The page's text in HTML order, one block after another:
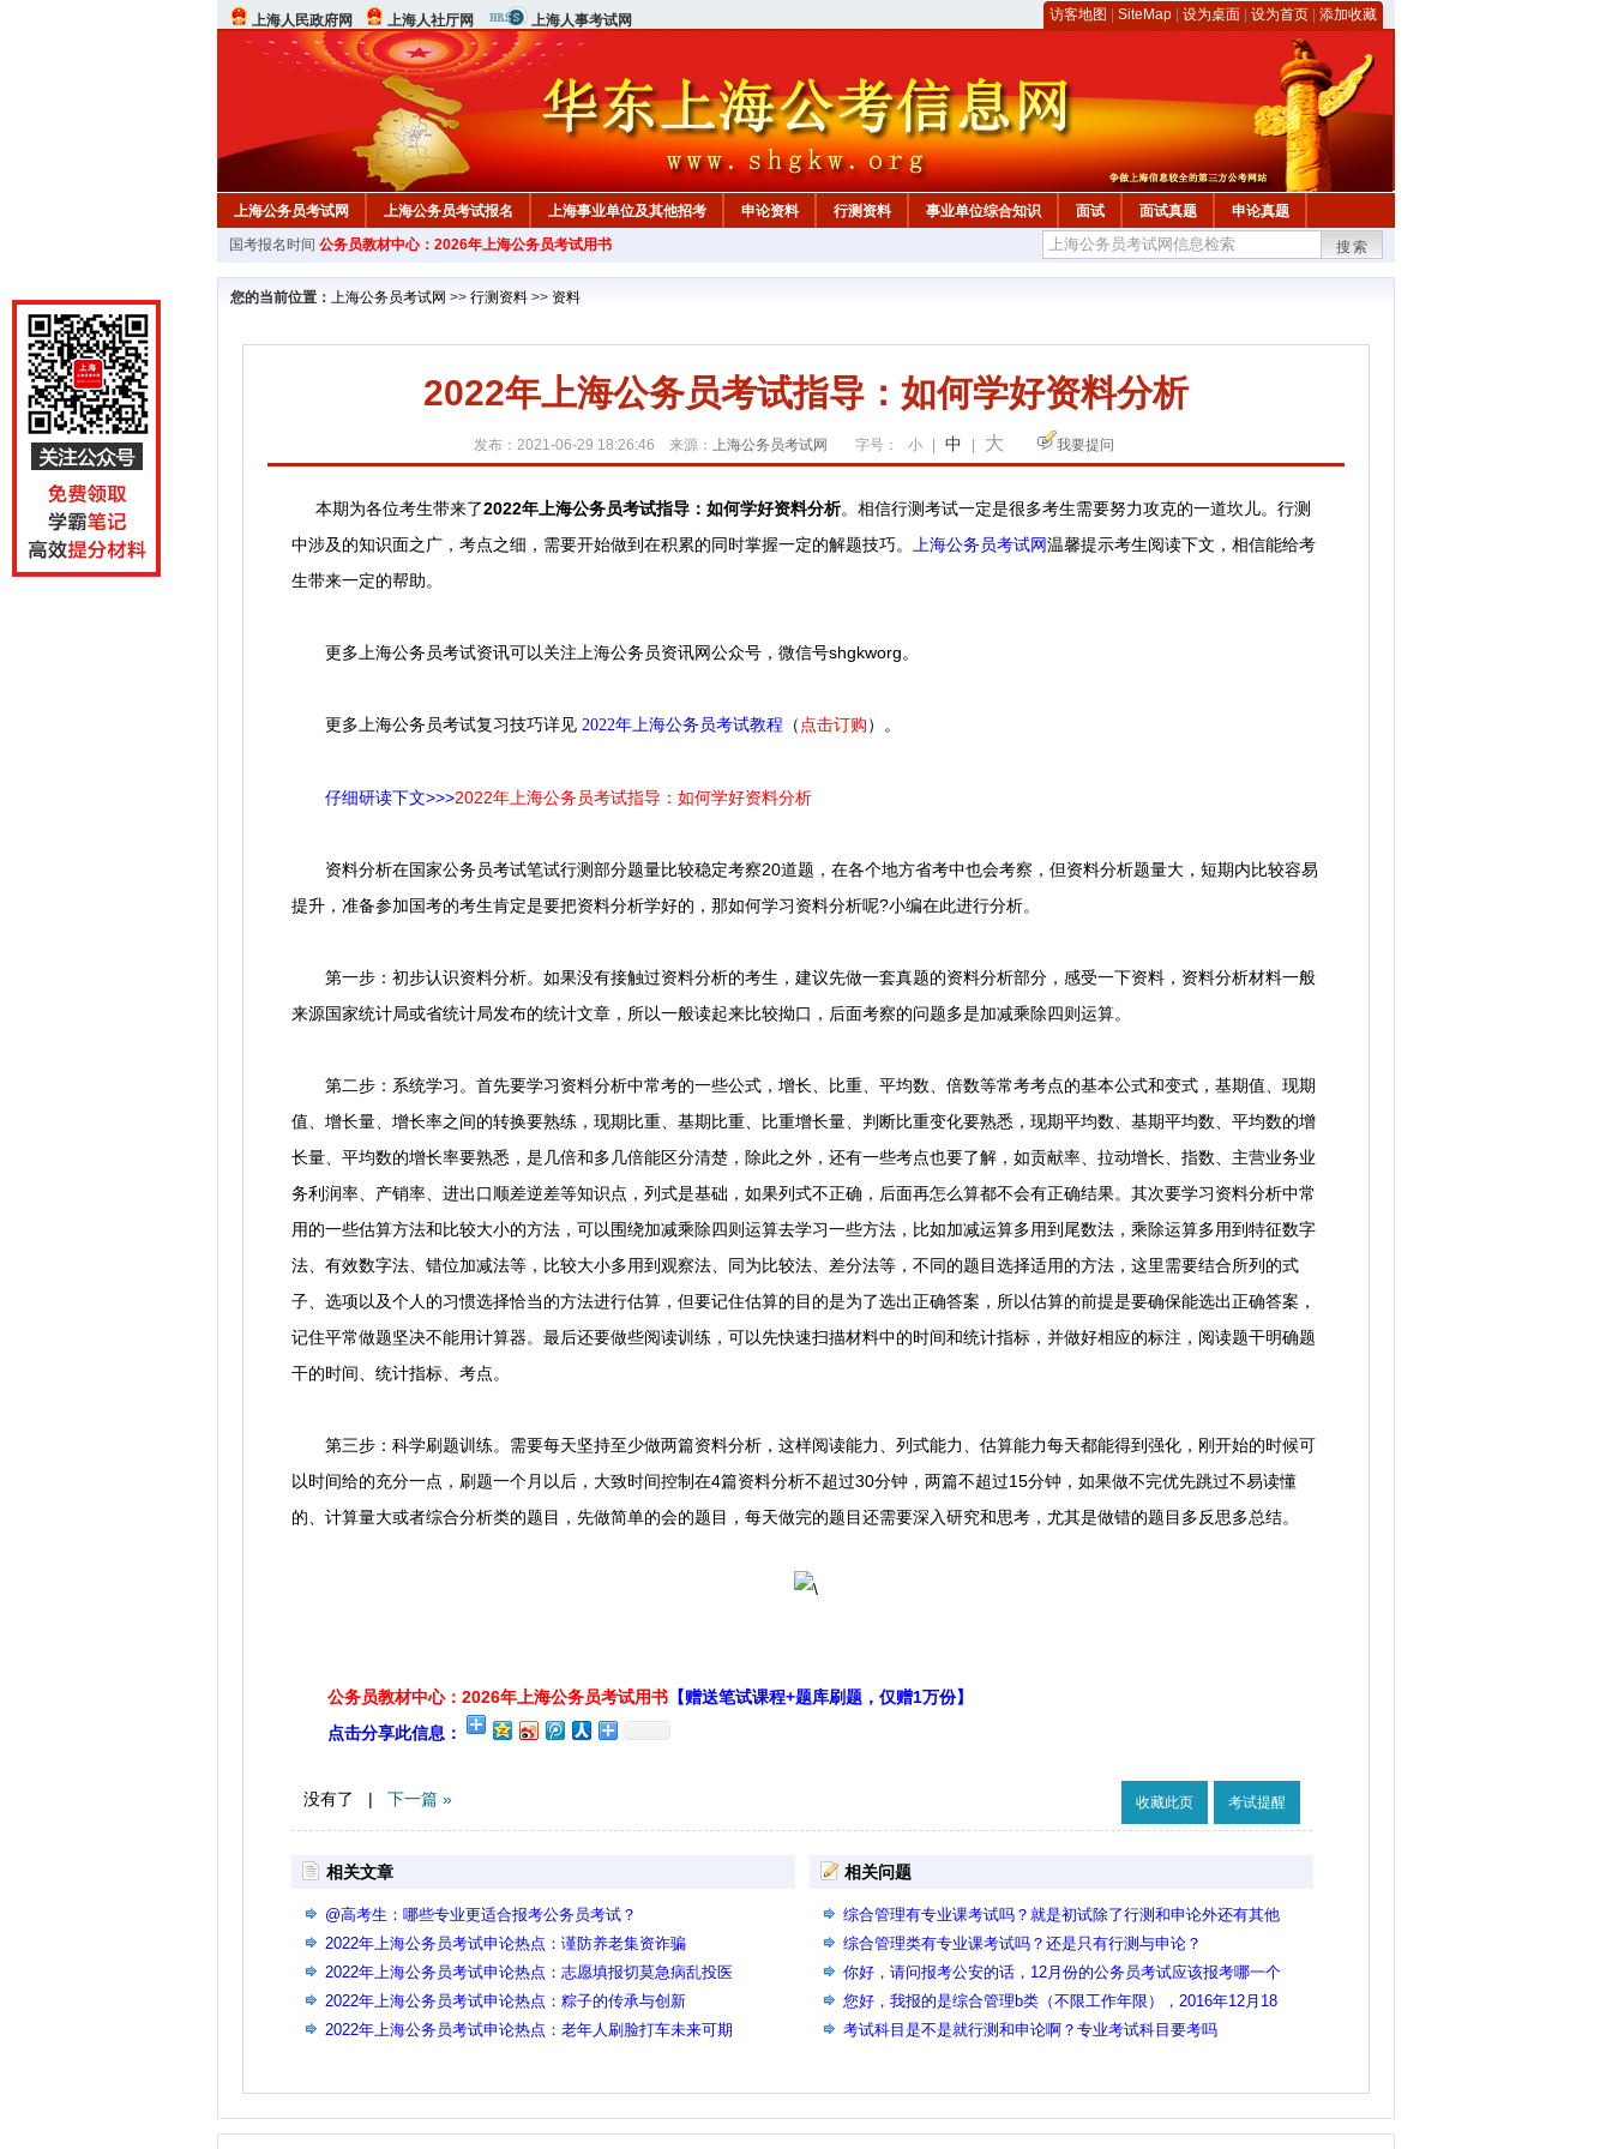
上海人民政府网 上海人社厅网 上海人事考试网 访客地图 SiteMap 设为桌面 设为首页 添加收藏
上海公务员考试网 上海公务员考试报名 上海事业单位及其他招考 申论资料 行测资料 事业单位综合知识 面试 面试真题 申论真题
行测真题 在线咨询 教材中心
国考报名时间 公务员教材中心：2026年上海公务员考试用书 搜索
您的当前位置： 上海公务员考试网 >> 行测资料 >> 资料
2022年上海公务员考试指导：如何学好资料分析
发布：2021-06-29 18:26:46 来源： 上海公务员考试网 字号： 小 中 大 我要提问
本期为各位考生带来了2022年上海公务员考试指导：如何学好资料分析。相信行测考试一定是很多考生需要努力攻克的一道坎儿。行测
中涉及的知识面之广，考点之细，需要开始做到在积累的同时掌握一定的解题技巧。
上海公务员考试网温馨提示考生阅读下文，相信能给考
生带来一定的帮助。
更多 上海公务员考试资讯可以关注上海公务员资讯网公众号，微信号shgkworg。
更多上海公务员考试复习技巧详见 2022年上海公务员考试教程 （ 点击订购 ） 。
仔细研读下文>>>2022年上海公务员考试指导： 如何学好资料分析
资料分析在国家公务员考试笔试行测部分题量比较稳定考察20道题，在各个地方省考中也会考察，但资料分析题量大，短期内比较容易
提升，准备参加国考的考生肯定是要把资料分析学好的，那如何学习资料分析呢?小编在此进行分析。
第一步：初步认识资料分析。如果没有接触过资料分析的考生，建议先做一套真题的资料分析部分，感受一下资料，资料分析材料一般
来源国家统计局或省统计局发布的统计文章，所以一般读起来比较拗口，后面考察的问题多是加减乘除四则运算。
第二步：系统学习。首先要学习资料分析中常考的一些公式，增长、比重、平均数、倍数等常考考点的基本公式和变式，基期值、现期
值、增长量、增长率之间的转换要熟练，现期比重、基期比重、比重增长量、判断比重变化要熟悉，现期平均数、基期平均数、平均数的增
长量、平均数的增长率要熟悉，是几倍和多几倍能区分清楚，除此之外，还有一些考点也要了解，如贡献率、拉动增长、指数、主营业务业
务利润率、产销率、进出口顺差逆差等知识点，列式是基础，如果列式不正确，后面再怎么算都不会有正确结果。其次要学习资料分析中常
用的一些估算方法和比较大小的方法，可以围绕加减乘除四则运算去学习一些方法，比如加减运算多用到尾数法，乘除运算多用到特征数字
法、有效数字法、错位加减法等，比较大小多用到观察法、同为比较法、差分法等，不同的题目选择适用的方法，这里需要结合所列的式
子、选项以及个人的习惯选择恰当的方法进行估算，但要记住估算的目的是为了选出正确答案，所以估算的前提是要确保能选出正确答案，
记住平常做题坚决不能用计算器。最后还要做些阅读训练，可以先快速扫描材料中的时间和统计指标，并做好相应的标注，阅读题干明确题
干的时间、统计指标、考点。
第三步：科学刷题训练。需要每天坚持至少做两篇资料分析，这样阅读能力、列式能力、估算能力每天都能得到强化，刚开始的时候可
以时间给的充分一点，刷题一个月以后，大致时间控制在4篇资料分析不超过30分钟，两篇不超过15分钟，如果做不完优先跳过不易读懂
的、计算量大或者综合分析类的题目，先做简单的会的题目，每天做完的题目还需要深入研究和思考，尤其是做错的题目多反思多总结。
公务员教材中心：2026年上海公务员考试用书 【赠送笔试课程+题库刷题，仅赠1万份】
点击分享此信息：
没有了 | 下一篇 » 收藏此页 考试提醒
相关文章
@高考生：哪些专业更适合报考公务员考试？
2022年上海公务员考试申论热点：谨防养老集资诈骗
2022年上海公务员考试申论热点：志愿填报切莫急病乱投医
2022年上海公务员考试申论热点：粽子的传承与创新
2022年上海公务员考试申论热点：老年人刷脸打车未来可期
相关问题
综合管理有专业课考试吗？就是初试除了行测和申论外还有其他
科目的考试吗？
综合管理类有专业课考试吗？还是只有行测与申论？
你好，请问报考公安的话，12月份的公务员考试应该报考哪一个
类别？考公安的话也是考行测申论两门科目吗？谢谢
您好，我报的是综合管理b类（不限工作年限），2016年12月18
号的考试只考行测申论这两门吗？还有专业课考试吗？
考试科目是不是就行测和申论啊？专业考试科目要考吗